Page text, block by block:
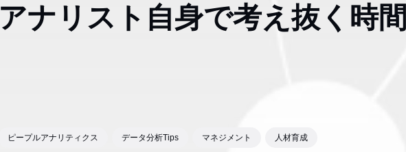
アナリスト自身で考え抜く時
ピープルアナリティクス データ分析Tips マネジメント 人材育成